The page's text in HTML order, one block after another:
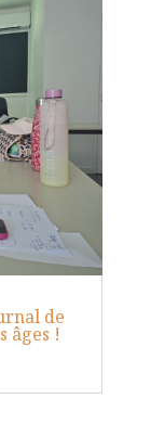
de
âges !